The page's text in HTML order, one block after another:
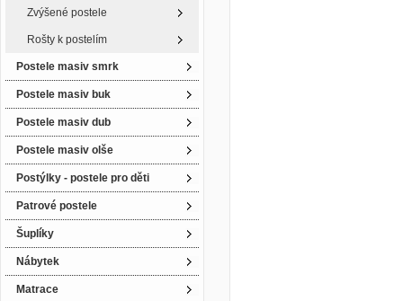
Zvýšené postele
Rošty k postelím
Postele masiv smrk
Postele masiv buk
Postele masiv dub
Postele masiv olše
Postýlky - postele pro děti
Patrové postele
Šuplíky
Nábytek
Matrace